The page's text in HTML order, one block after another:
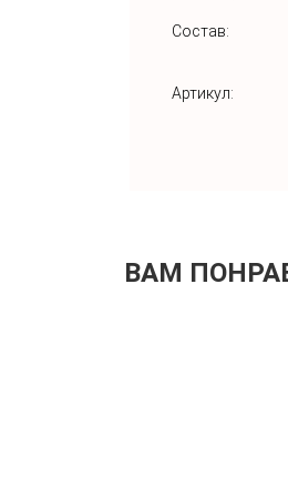
Состав:
Артикул:
ВАМ